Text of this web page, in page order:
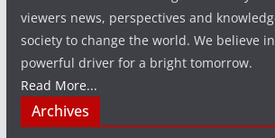
viewers news, perspectives and
society to change the world. We believe
powerful driver for a bright tomorrow.
Read More...
Archives